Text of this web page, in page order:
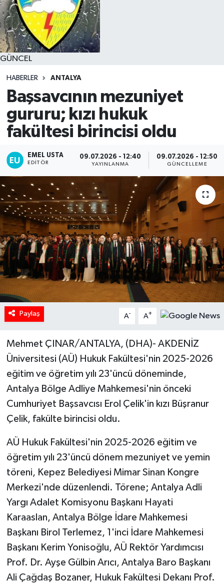
GÜNCEL
HABERLER ANTALYA
Başsavcının mezuniyet
gururu; kızı hukuk
fakültesi birincisi oldu
EMEL USTA
EDITÖR
09.07.2026 - 12:40
YAYINLANMA
09.07.2026 - 12:50
GÜNCELLEME
Paylaş A- A+
Mehmet ÇINAR/ANTALYA, (DHA)- AKDENİZ
Üniversitesi (AÜ) Hukuk Fakültesi'nin 2025-2026
eğitim ve öğretim yılı 23'üncü döneminde,
Antalya Bölge Adliye Mahkemesi'nin önceki
Cumhuriyet Başsavcısı Erol Çelik'in kızı Büşranur
Çelik, fakülte birincisi oldu.
AÜ Hukuk Fakültesi'nin 2025-2026 eğitim ve
öğretim yılı 23'üncü dönem mezuniyet ve yemin
töreni, Kepez Belediyesi Mimar Sinan Kongre
Merkezi'nde düzenlendi. Törene; Antalya Adli
Yargı Adalet Komisyonu Başkanı Hayati
Karaaslan, Antalya Bölge İdare Mahkemesi
Başkanı Birol Terlemez, 1'inci İdare Mahkemesi
Başkanı Kerim Yonisoğlu, AÜ Rektör Yardımcısı
Prof. Dr. Ayşe Gülbin Arıcı, Antalya Baro Başkanı
Ali Çağdaş Bozaner, Hukuk Fakültesi Dekanı Prof.